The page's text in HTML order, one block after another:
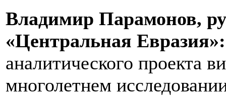
Владимир Парамонов,
«Центральная
аналитического проекта
многолетнем